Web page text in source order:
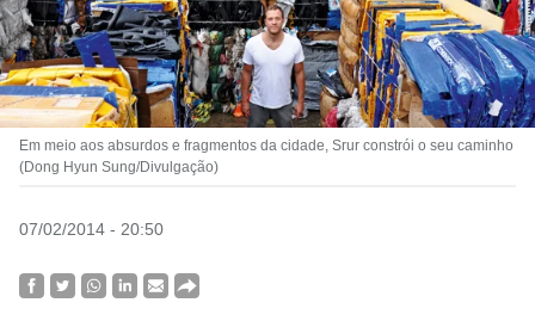
Em meio aos absurdos e fragmentos da cidade, Srur constrói o seu caminho
(Dong Hyun Sung/Divulgação)
07/02/2014 - 20:50